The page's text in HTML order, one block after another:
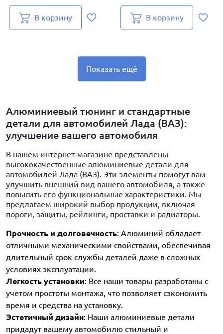
В корзину В корзину
Показать ещё
Алюминиевый тюнинг и стандартные
детали для автомобилей Лада (ВАЗ):
улучшение вашего автомобиля
В нашем интернет-магазине представлены
высококачественные алюминиевые детали для
автомобилей Лада (ВАЗ). Эти элементы помогут вам
улучшить внешний вид вашего автомобиля, а также
повысить его функциональные характеристики. Мы
предлагаем широкий выбор продукции, включая
пороги, защиты, рейлинги, проставки и радиаторы.
Прочность и долговечность: Алюминий обладает
отличными механическими свойствами, обеспечивая
длительный срок службы деталей даже в сложных
условиях эксплуатации.
Легкость установки: Все наши товары разработаны с
учетом простоты монтажа, что позволяет сэкономить
время и средства на установку.
Эстетичный дизайн: Наши алюминиевые детали
придадут вашему автомобилю стильный и